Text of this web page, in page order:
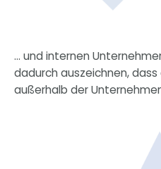
… und internen
dadurch auszeichnen,
außerhalb der